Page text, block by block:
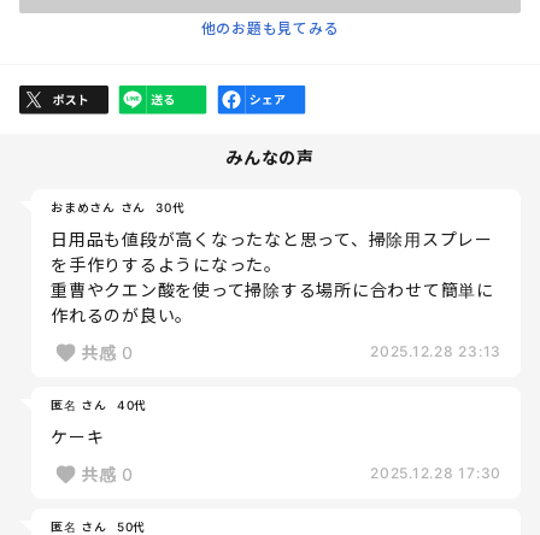
他のお題も見てみる
みんなの声
おまめさん さん 30代
日用品も値段が高くなったなと思って、掃除用スプレー
を手作りするようになった。
重曹やクエン酸を使って掃除する場所に合わせて簡単に
作れるのが良い。
共感 0 2025.12.28 23:13
匿名 さん 40代
ケーキ
共感 0 2025.12.28 17:30
匿名 さん 50代